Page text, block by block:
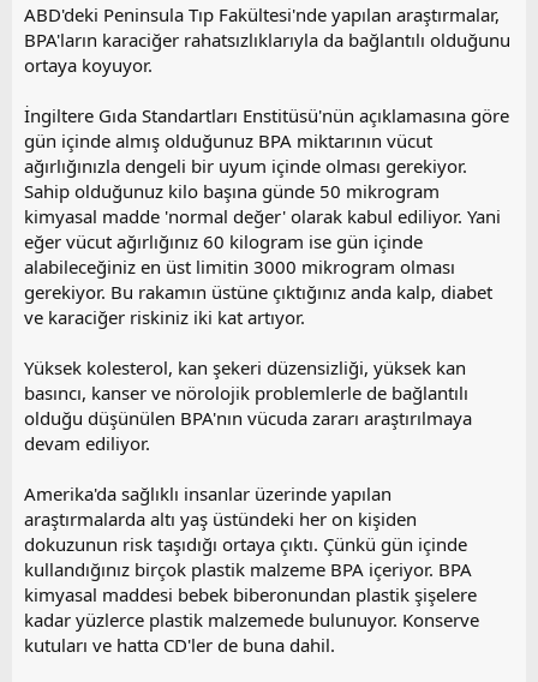
ABD'deki Peninsula Tıp Fakültesi'nde yapılan araştırmalar,
BPA'ların karaciğer rahatsızlıklarıyla da bağlantılı olduğunu
ortaya koyuyor.
İngiltere Gıda Standartları Enstitüsü'nün açıklamasına göre
gün içinde almış olduğunuz BPA miktarının vücut
ağırlığınızla dengeli bir uyum içinde olması gerekiyor.
Sahip olduğunuz kilo başına günde 50 mikrogram
kimyasal madde 'normal değer' olarak kabul ediliyor. Yani
eğer vücut ağırlığınız 60 kilogram ise gün içinde
alabileceğiniz en üst limitin 3000 mikrogram olması
gerekiyor. Bu rakamın üstüne çıktığınız anda kalp, diabet
ve karaciğer riskiniz iki kat artıyor.
Yüksek kolesterol, kan şekeri düzensizliği, yüksek kan
basıncı, kanser ve nörolojik problemlerle de bağlantılı
olduğu düşünülen BPA'nın vücuda zararı araştırılmaya
devam ediliyor.
Amerika'da sağlıklı insanlar üzerinde yapılan
araştırmalarda altı yaş üstündeki her on kişiden
dokuzunun risk taşıdığı ortaya çıktı. Çünkü gün içinde
kullandığınız birçok plastik malzeme BPA içeriyor. BPA
kimyasal maddesi bebek biberonundan plastik şişelere
kadar yüzlerce plastik malzemede bulunuyor. Konserve
kutuları ve hatta CD'ler de buna dahil.